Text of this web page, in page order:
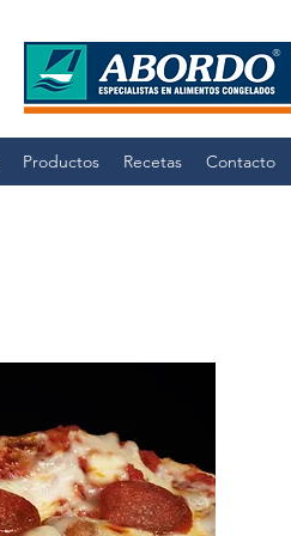
Productos Recetas Contacto